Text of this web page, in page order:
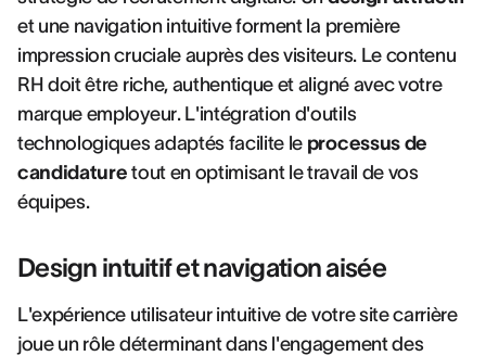
et une navigation intuitive forment la première
impression cruciale auprès des visiteurs. Le contenu
RH doit être riche, authentique et aligné avec votre
marque employeur. L'intégration d'outils
technologiques adaptés facilite le processus de
candidature tout en optimisant le travail de vos
équipes.
Design intuitif et navigation aisée
L'expérience utilisateur intuitive de votre site carrière
joue un rôle déterminant dans l'engagement des